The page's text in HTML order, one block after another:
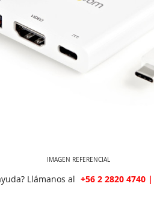
IMAGEN REFERENCIAL
Llámanos al +56 2 2820 4740